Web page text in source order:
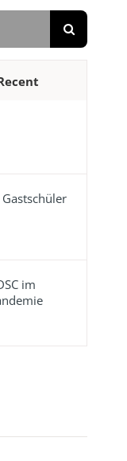
im